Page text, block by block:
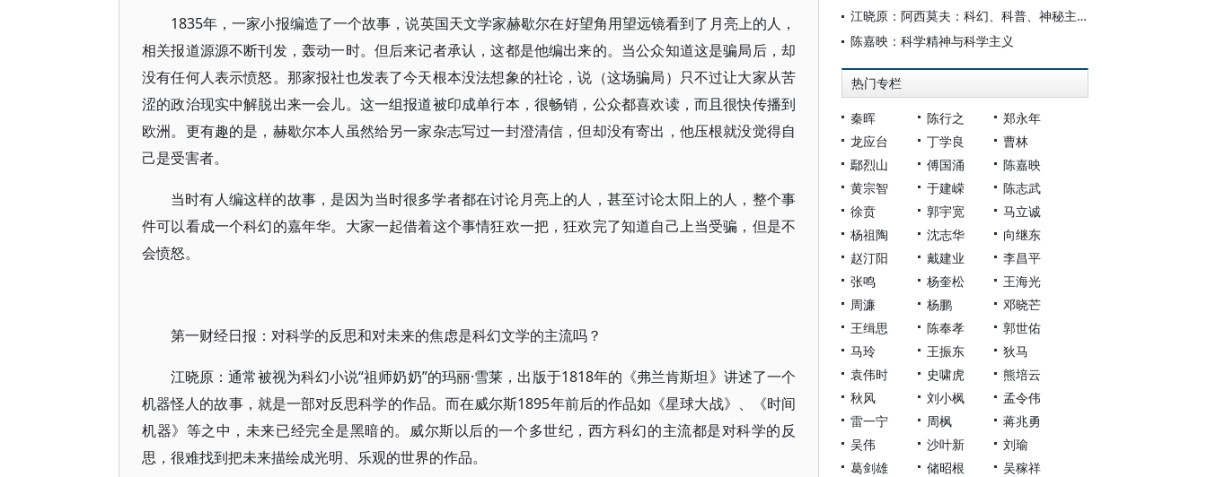
1835年，一家小报编造了一个故事，说英国天文学家赫歇尔在好望角用望远镜看到了月亮上的人，
相关报道源源不断刊发，轰动一时。但后来记者承认，这都是他编出来的。当公众知道这是骗局后，却
没有任何人表示愤怒。那家报社也发表了今天根本没法想象的社论，说（这场骗局）只不过让大家从苦
涩的政治现实中解脱出来一会儿。这一组报道被印成单行本，很畅销，公众都喜欢读，而且很快传播到
欧洲。更有趣的是，赫歇尔本人虽然给另一家杂志写过一封澄清信，但却没有寄出，他压根就没觉得自
己是受害者。
当时有人编这样的故事，是因为当时很多学者都在讨论月亮上的人，甚至讨论太阳上的人，整个事
件可以看成一个科幻的嘉年华。大家一起借着这个事情狂欢一把，狂欢完了知道自己上当受骗，但是不
会愤怒。
第一财经日报：对科学的反思和对未来的焦虑是科幻文学的主流吗？
江晓原：通常被视为科幻小说“祖师奶奶”的玛丽·雪莱，出版于1818年的《弗兰肯斯坦》讲述了一个
机器怪人的故事，就是一部对反思科学的作品。而在威尔斯1895年前后的作品如《星球大战》、《时间
机器》等之中，未来已经完全是黑暗的。威尔斯以后的一个多世纪，西方科幻的主流都是对科学的反
思，很难找到把未来描绘成光明、乐观的世界的作品。
江晓原：阿西莫夫：科幻、科普、神秘主义？
陈嘉映：科学精神与科学主义
热门专栏
秦晖 陈行之
郑永年
龙应台
丁学良
曹林
鄢烈山
傅国涌
陈嘉映
黄宗智
于建嵘
陈志武
徐贲
郭宇宽
马立诚
杨祖陶
沈志华
向继东
赵汀阳
戴建业
李昌平
张鸣
杨奎松
王海光
周濂
杨鹏
邓晓芒
王缉思
陈奉孝
郭世佑
马玲
王振东
狄马
袁伟时
史啸虎
熊培云
秋风
刘小枫
孟令伟
雷一宁
周枫
蒋兆勇
吴伟
沙叶新
刘瑜
葛剑雄
储昭根
吴稼祥